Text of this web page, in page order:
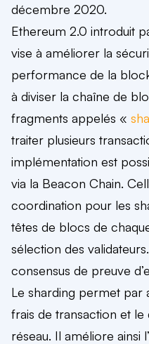
décembre 2020.
Ethereum 2.0 introduit
vise à améliorer la
performance de la
à diviser la chaîne de
fragments appelés «
traiter plusieurs
implémentation est
via la Beacon Chain.
coordination pour les
têtes de blocs de
sélection des
consensus de preuve
Le sharding permet par
frais de transaction et
réseau. Il améliore ainsi